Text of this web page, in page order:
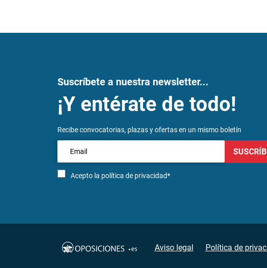
Suscríbete a nuestra newsletter...
¡Y entérate de todo!
Recibe convocatorias, plazas y ofertas en un mismo boletín
Acepto la política de privacidad*
Aviso legal Política de